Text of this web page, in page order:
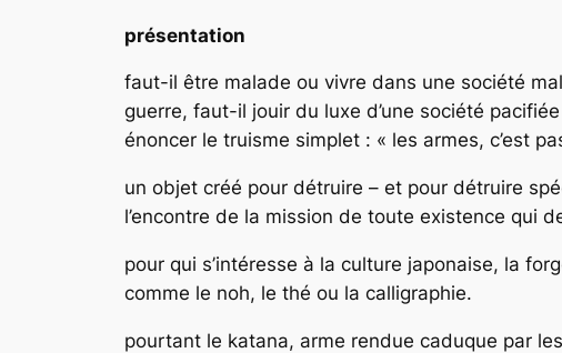
présentation
faut-il être malade ou vivre dans une société
guerre, faut-il jouir du luxe d’une société
énoncer le truisme simplet : « les armes, c’est
un objet créé pour détruire – et pour détruire
l’encontre de la mission de toute existence qui
pour qui s’intéresse à la culture japonaise, la
comme le noh, le thé ou la calligraphie.
pourtant le katana, arme rendue caduque par